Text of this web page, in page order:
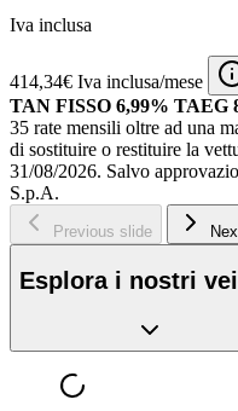
Iva inclusa
414,34€ Iva inclusa/mese
TAN FISSO 6,99% TAEG
35 rate mensili oltre ad una
di sostituire o restituire la
31/08/2026. Salvo
S.p.A.
Previous slide
Esplora i nostri